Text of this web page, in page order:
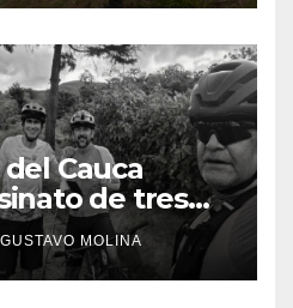
Cauca
de tres
GUSTAVO MOLINA